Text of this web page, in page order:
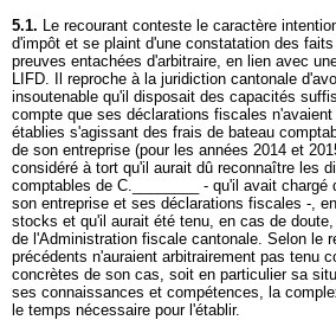
5.1. Le recourant conteste le caractère
d'impôt et se plaint d'une constatation des
preuves entachées d'arbitraire, en lien avec
LIFD. Il reproche à la juridiction cantonale
insoutenable qu'il disposait des capacités
compte que ses déclarations fiscales
établies s'agissant des frais de bateau
de son entreprise (pour les années 2014 et
considéré à tort qu'il aurait dû reconnaître les
comptables de C.________ - qu'il avait chargé
son entreprise et ses déclarations fiscales -,
stocks et qu'il aurait été tenu, en cas de
de l'Administration fiscale cantonale. Selon le
précédents n'auraient arbitrairement pas tenu
concrètes de son cas, soit en particulier sa
ses connaissances et compétences, la
le temps nécessaire pour l'établir.